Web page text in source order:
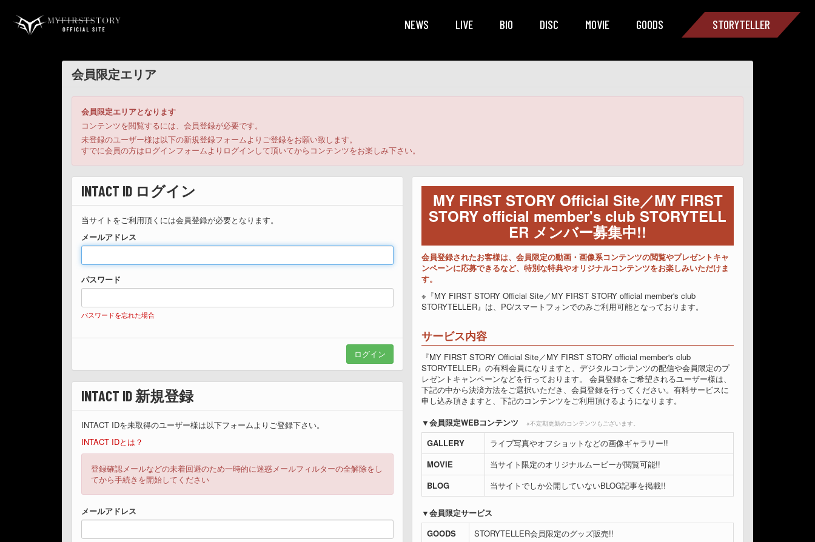
STORYTELLER
NEWS LIVE BIO DISC MOVIE GOODS
会員限定エリア
会員限定エリアとなります
コンテンツを閲覧するには、会員登録が必要です。
未登録のユーザー様は以下の新規登録フォームよりご登録をお願い致します。
すでに会員の方はログインフォームよりログインして頂いてからコンテンツをお楽しみ下さい。
INTACT ID ログイン
当サイトをご利用頂くには会員登録が必要となります。
メールアドレス
パスワード
パスワードを忘れた場合
INTACT ID 新規登録
INTACT IDを未取得のユーザー様は以下フォームよりご登録下さい。
INTACT IDとは？
登録確認メールなどの未着回避のため一時的に迷惑メールフィルターの全解除をし
てから手続きを開始してください
メールアドレス
MY FIRST STORY Official Site／MY FIRST
STORY official member's club STORYTELL
ER メンバー募集中!!
会員登録されたお客様は、会員限定の動画・画像系コンテンツの閲覧やプレゼントキャ
ンペーンに応募できるなど、特別な特典やオリジナルコンテンツをお楽しみいただけま
す。
※『MY FIRST STORY Official Site／MY FIRST STORY official member's club
STORYTELLER』は、PC/スマートフォンでのみご利用可能となっております。
サービス内容
『MY FIRST STORY Official Site／MY FIRST STORY official member's club
STORYTELLER』の有料会員になりますと、デジタルコンテンツの配信や会員限定のプ
レゼントキャンペーンなどを行っております。 会員登録をご希望されるユーザー様は、
下記の中から決済方法をご選択いただき、会員登録を行ってください。有料サービスに
申し込み頂きますと、下記のコンテンツをご利用頂けるようになります。
会員限定WEBコンテンツ
※不定期更新のコンテンツもございます。
GALLERY
ライブ写真やオフショットなどの画像ギャラリー!!
MOVIE
当サイト限定のオリジナルムービーが閲覧可能!!
BLOG
当サイトでしか公開していないBLOG記事を掲載!!
会員限定サービス
GOODS
STORYTELLER会員限定のグッズ販売!!